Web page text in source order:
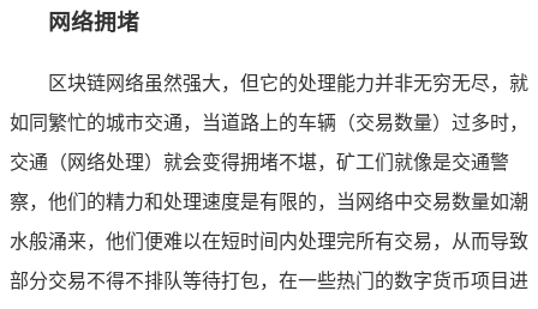
网络拥堵
区块链网络虽然强大，但它的处理能力并非无穷无尽，就
如同繁忙的城市交通，当道路上的车辆（交易数量）过多时，
交通（网络处理）就会变得拥堵不堪，矿工们就像是交通警
察，他们的精力和处理速度是有限的，当网络中交易数量如潮
水般涌来，他们便难以在短时间内处理完所有交易，从而导致
部分交易不得不排队等待打包，在一些热门的数字货币项目进